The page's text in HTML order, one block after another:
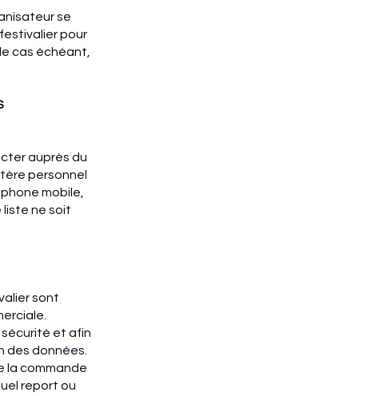
se
pour
cas échéant,
auprès du
personnel
mobile,
ne soit
sont
et afin
données.
la commande
report ou